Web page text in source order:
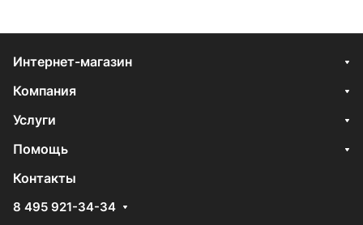
Интернет-магазин
Компания
Услуги
Помощь
Контакты
8 495 921-34-34